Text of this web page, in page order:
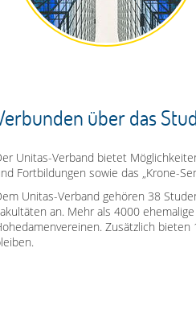
über das
Unitas-Verband bietet
Fortbildungen sowie das „Krone-
Unitas-Verband gehören 38
an. Mehr als 4000
Zusätzlich